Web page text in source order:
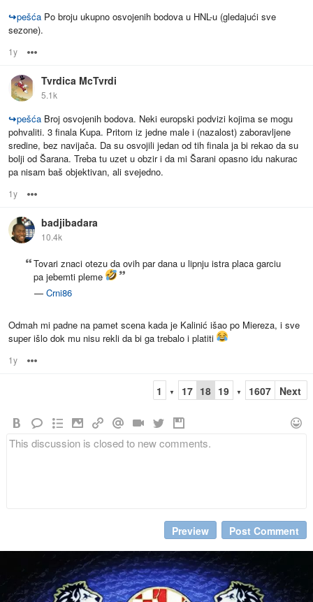
↪pešća Po broju ukupno osvojenih bodova u HNL-u (gledajući sve
sezone).
1y
Tvrdica McTvrdi
5.1k
↪pešća Broj osvojenih bodova. Neki europski podvizi kojima se mogu
pohvaliti. 3 finala Kupa. Pritom iz jedne male i (nazalost) zaboravljene
sredine, bez navijača. Da su osvojili jedan od tih finala ja bi rekao da su
bolji od Šarana. Treba tu uzet u obzir i da mi Šarani opasno idu nakurac
pa nisam baš objektivan, ali svejedno.
1y
badjibadara
10.4k
Tovari znaci otezu da ovih par dana u lipnju istra placa garciu
pa jebemti pleme
— Crni86
Odmah mi padne na pamet scena kada je Kalinić išao po Miereza, i sve
super išlo dok mu nisu rekli da bi ga trebalo i platiti
1y
1 ▼ 17 18 19 ▼ 1607 Next